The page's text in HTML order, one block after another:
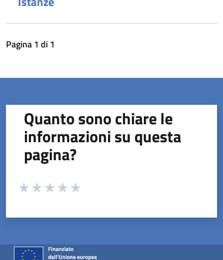
Pagina1 di1
Quanto sono chiare le
informazioni su questa
pagina?
Valuta da 1 a 5 stelle la pagina